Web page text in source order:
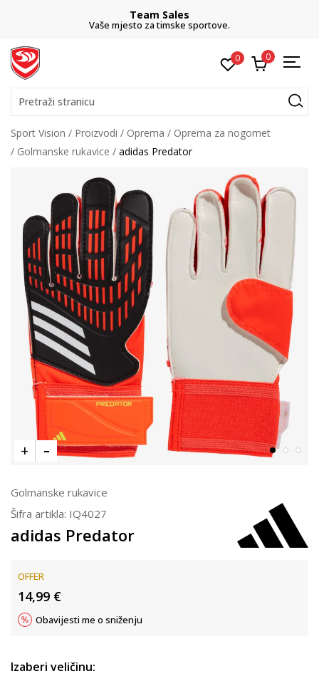
Team Sales
Vaše mjesto za timske sportove.
0 0
Pretraži stranicu
Sport Vision Proizvodi Oprema
Oprema za nogomet
Golmanske rukavice
adidas Predator
Golmanske rukavice
Šifra artikla: IQ4027
adidas Predator
OFFER
14,99 €
Obavijesti me o sniženju
Izaberi veličinu: